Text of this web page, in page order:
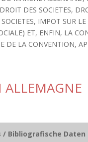
DES SOCIETES,
IMPOT SUR
ET, ENFIN, LA
DE LA CONVENTION,
ALLEMAGNE
/ Bibliografische Daten